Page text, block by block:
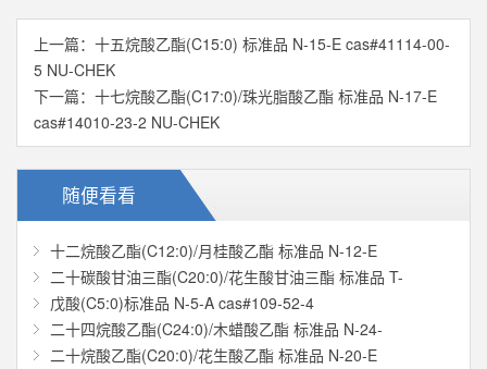
上一篇： 十五烷酸乙酯(C15:0) 标准品 N-15-E cas#41114-00-
5 NU-CHEK
下一篇： 十七烷酸乙酯(C17:0)/珠光脂酸乙酯 标准品 N-17-E
cas#14010-23-2 NU-CHEK
随便看看
十二烷酸乙酯(C12:0)/月桂酸乙酯 标准品 N-12-E
二十碳酸甘油三酯(C20:0)/花生酸甘油三酯 标准品 T-
戊酸(C5:0)标准品 N-5-A cas#109-52-4
二十四烷酸乙酯(C24:0)/木蜡酸乙酯 标准品 N-24-
二十烷酸乙酯(C20:0)/花生酸乙酯 标准品 N-20-E